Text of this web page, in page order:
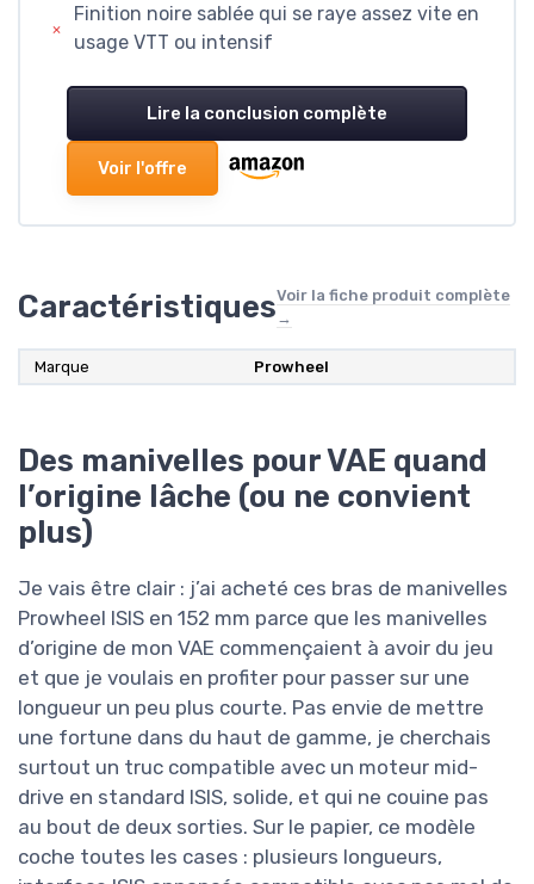
Finition noire sablée qui se raye assez vite en
usage VTT ou intensif
Lire la conclusion complète
Voir l'offre
CaractéristiquesVoir la fiche produit complète
→
Marque ‎Prowheel
Des manivelles pour VAE quand
l’origine lâche (ou ne convient
plus)
Je vais être clair : j’ai acheté ces bras de manivelles
Prowheel ISIS en 152 mm parce que les manivelles
d’origine de mon VAE commençaient à avoir du jeu
et que je voulais en profiter pour passer sur une
longueur un peu plus courte. Pas envie de mettre
une fortune dans du haut de gamme, je cherchais
surtout un truc compatible avec un moteur mid-
drive en standard ISIS, solide, et qui ne couine pas
au bout de deux sorties. Sur le papier, ce modèle
coche toutes les cases : plusieurs longueurs,